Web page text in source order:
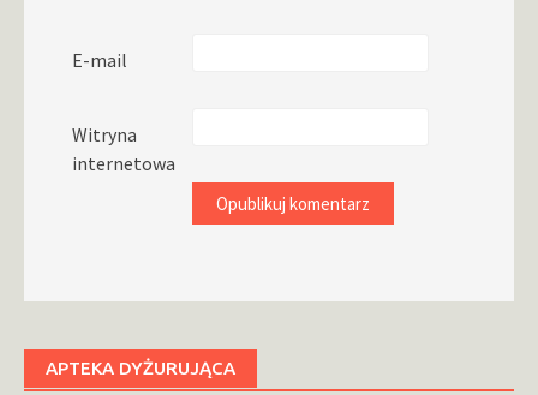
E-mail
Witryna
internetowa
APTEKA DYŻURUJĄCA